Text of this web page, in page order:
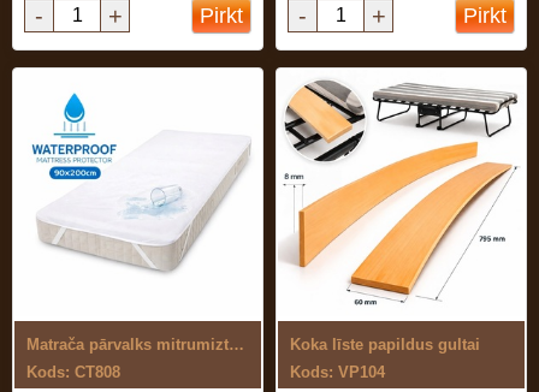
- + Pirkt - + Pirkt
Matrača pārvalks mitrumizturīgs, ...
Kods: CT808
Koka līste papildus gultai
Kods: VP104